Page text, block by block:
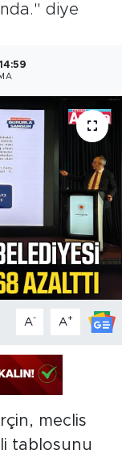
diye
A- A+
meclis
tablosunu